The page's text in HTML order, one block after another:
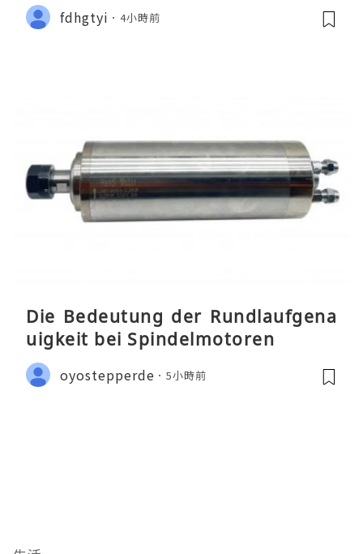
fdhgtyi 4小時前
Die Bedeutung der Rundlaufgena
uigkeit bei Spindelmotoren
oyostepperde 5小時前